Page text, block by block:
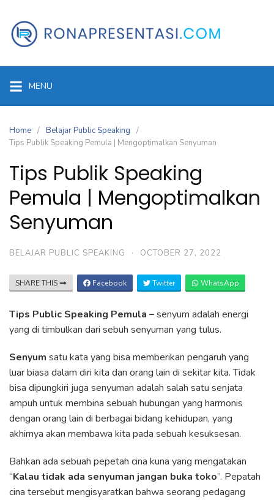
content
MENU
Home
Belajar Public Speaking
Tips Publik Speaking Pemula | Mengoptimalkan Senyuman
Tips Publik Speaking
Pemula | Mengoptimalkan
Senyuman
BELAJAR PUBLIC SPEAKING · OCTOBER 27, 2022
SHARE THIS Facebook Twitter WhatsApp
Tips Public Speaking Pemula –senyum adalah energi
yang di timbulkan dari sebuh senyuman yang tulus.
Senyum satu kata yang bisa memberikan pengaruh yang
luar biasa dalam diri kita dan orang lain di sekitar kita. Tidak
bisa dipungkiri juga senyuman adalah salah satu senjata
ampuh untuk membina sebuah hubungan yang harmonis
dengan orang lain di berbagai bidang kehidupan, yang
akhirnya akan membawa kita pada sebuah kesuksesan.
Bahkan ada sebuah pepetah cina kuna yang mengatakan
“Kalau tidak ada senyuman jangan buka toko”. Pepatah
cina tersebut mengisyaratkan bahwa seorang pedagang